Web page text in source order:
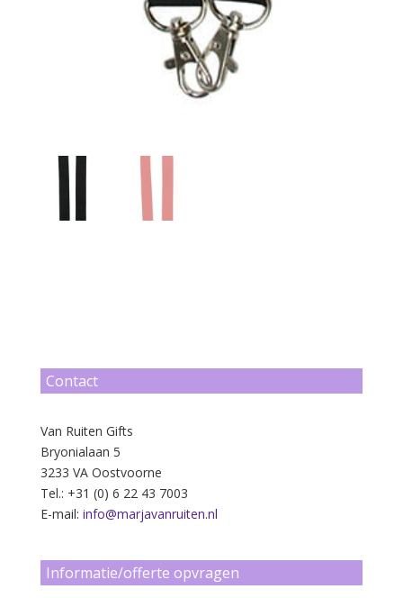
Contact
Van Ruiten Gifts
Bryonialaan 5
3233 VA Oostvoorne
Tel.: +31 (0) 6 22 43 7003
E-mail: info@marjavanruiten.nl
Informatie/offerte opvragen